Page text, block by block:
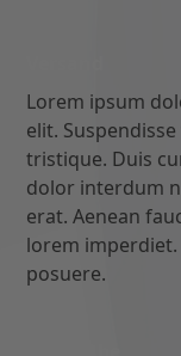
Lorem ipsum
elit.
tristique. Duis
dolor interdum
erat. Aenean
lorem
posuere.